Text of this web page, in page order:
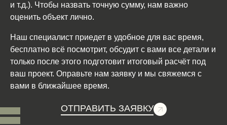
и т.д.). Чтобы назвать точную сумму, нам важно
оценить объект лично.
Наш специалист приедет в удобное для вас время,
бесплатно всё посмотрит, обсудит с вами все детали и
только после этого подготовит итоговый расчёт под
ваш проект. Оправьте нам заявку и мы свяжемся с
вами в ближайшее время.
ОТПРАВИТЬ ЗАЯВКУ